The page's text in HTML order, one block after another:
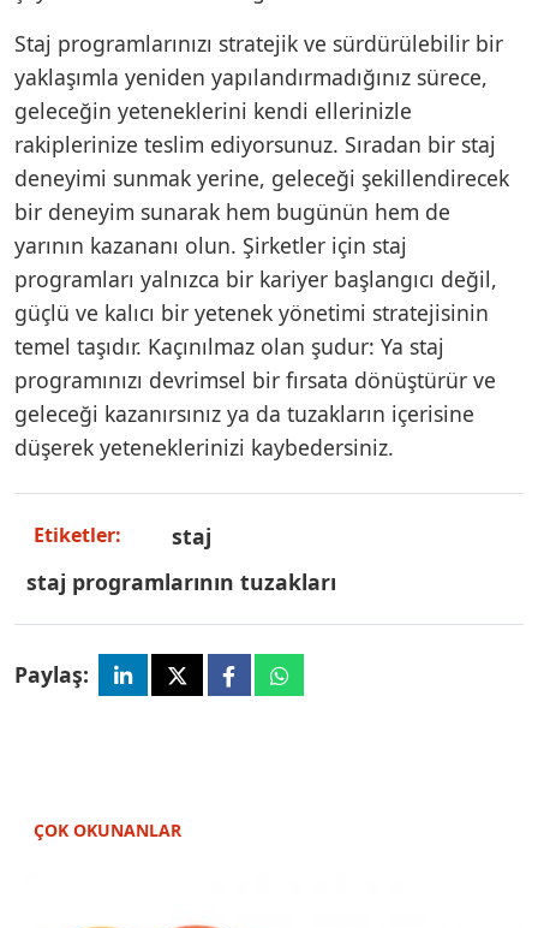
Staj programlarınızı stratejik ve sürdürülebilir bir
yaklaşımla yeniden yapılandırmadığınız sürece,
geleceğin yeteneklerini kendi ellerinizle
rakiplerinize teslim ediyorsunuz. Sıradan bir staj
deneyimi sunmak yerine, geleceği şekillendirecek
bir deneyim sunarak hem bugünün hem de
yarının kazananı olun. Şirketler için staj
programları yalnızca bir kariyer başlangıcı değil,
güçlü ve kalıcı bir yetenek yönetimi stratejisinin
temel taşıdır. Kaçınılmaz olan şudur: Ya staj
programınızı devrimsel bir fırsata dönüştürür ve
geleceği kazanırsınız ya da tuzakların içerisine
düşerek yeteneklerinizi kaybedersiniz.
Etiketler:
staj
staj programlarının tuzakları
Paylaş:
ÇOK OKUNANLAR